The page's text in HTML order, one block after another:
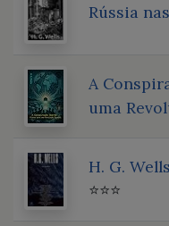
Rússia
A
uma
H. G.
⭐⭐⭐